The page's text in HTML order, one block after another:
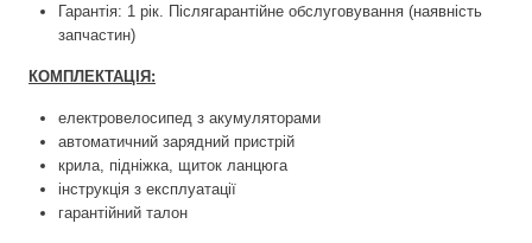
Гарантія: 1 рік. Післягарантійне обслуговування (наявність
запчастин)
КОМПЛЕКТАЦІЯ:
електровелосипед з акумуляторами
автоматичний зарядний пристрій
крила, підніжка, щиток ланцюга
інструкція з експлуатації
гарантійний талон